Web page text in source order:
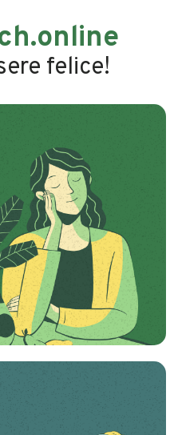
felice!